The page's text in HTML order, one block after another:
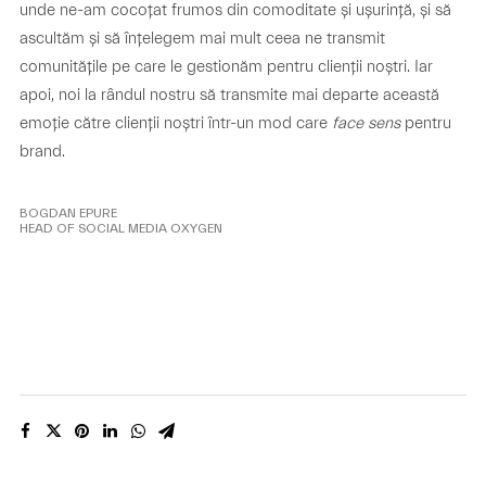
unde ne-am cocoțat frumos din comoditate și ușurință, și să
ascultăm și să înțelegem mai mult ceea ne transmit
comunitățile pe care le gestionăm pentru clienții noștri. Iar
apoi, noi la rândul nostru să transmite mai departe această
emoție către clienții noștri într-un mod care face senspentru
brand.
BOGDAN EPURE
HEAD OF SOCIAL MEDIA OXYGEN